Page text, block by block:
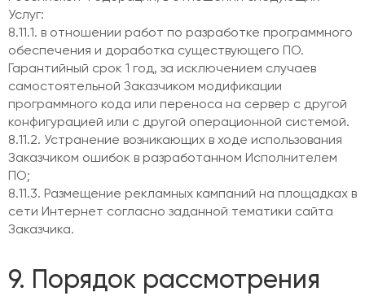
Услуг:
8.11.1. в отношении работ по разработке программного
обеспечения и доработка существующего ПО.
Гарантийный срок 1 год, за исключением случаев
самостоятельной Заказчиком модификации
программного кода или переноса на сервер с другой
конфигурацией или с другой операционной системой.
8.11.2. Устранение возникающих в ходе использования
Заказчиком ошибок в разработанном Исполнителем
ПО;
8.11.3. Размещение рекламных кампаний на площадках в
сети Интернет согласно заданной тематики сайта
Заказчика.
9. Порядок рассмотрения